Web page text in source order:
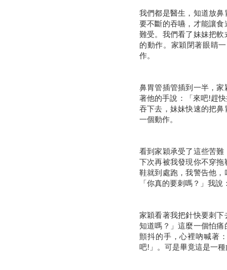
我們都是醫生，知道放
要不斷的吞嚥，才能讓
難受。我們看了妹妹把
的動作。家穎閉著眼睛
作。
鼻胃管插管插到一半，
著他的手說：「來吧!趕
吞下去，妹妹快速的把
一個動作。
看到家穎承受了這些苦
下次再被我發現你不穿
鞋就到處跑，我警告他
「你真的要刺嗎？」我
家穎看著我把針快要刺
知道嗎？」這麼一個怕
顫抖的手，心裡吶喊著
吧!」。可是畢竟這是一